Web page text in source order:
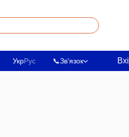
УкрРус 📞Зв'язок